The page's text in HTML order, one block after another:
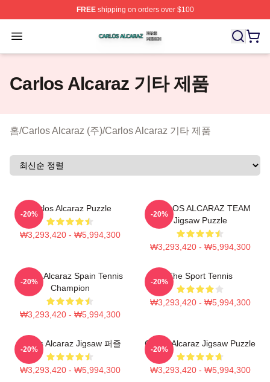
FREEshipping on orders over $100
Open menu
Carlos Alcaraz Shop ⚡️ Officially Licensed Carlos
Carlos Alcaraz 기타 제품
홈/Carlos Alcaraz (주)/Carlos Alcaraz 기타 제품
Carlos Alcaraz Puzzle
₩3,293,420 - ₩5,994,300
-20%
CARLOS ALCARAZ TEAM
Jigsaw Puzzle
₩3,293,420 - ₩5,994,300
-20%
Carlos Alcaraz Spain Tennis
Champion
₩3,293,420 - ₩5,994,300
-20%
The Sport Tennis
₩3,293,420 - ₩5,994,300
-20%
Carlos Alcaraz Jigsaw 퍼즐
₩3,293,420 - ₩5,994,300
-20%
Carloz Alcaraz Jigsaw Puzzle
₩3,293,420 - ₩5,994,300
-20%